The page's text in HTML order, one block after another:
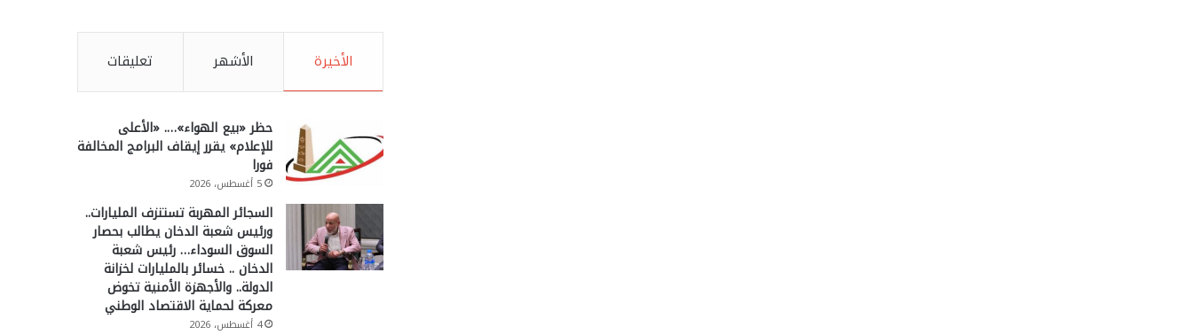
الأخيرة الأشهر تعليقات
حظر «بيع الهواء»…. «الأعلى
للإعلام» يقرر إيقاف البرامج المخالفة
فورا
5 أغسطس، 2026
السجائر المهربة تستنزف المليارات..
ورئيس شعبة الدخان يطالب بحصار
السوق السوداء… رئيس شعبة
الدخان .. خسائر بالمليارات لخزانة
الدولة.. والأجهزة الأمنية تخوض
معركة لحماية الاقتصاد الوطني
4 أغسطس، 2026